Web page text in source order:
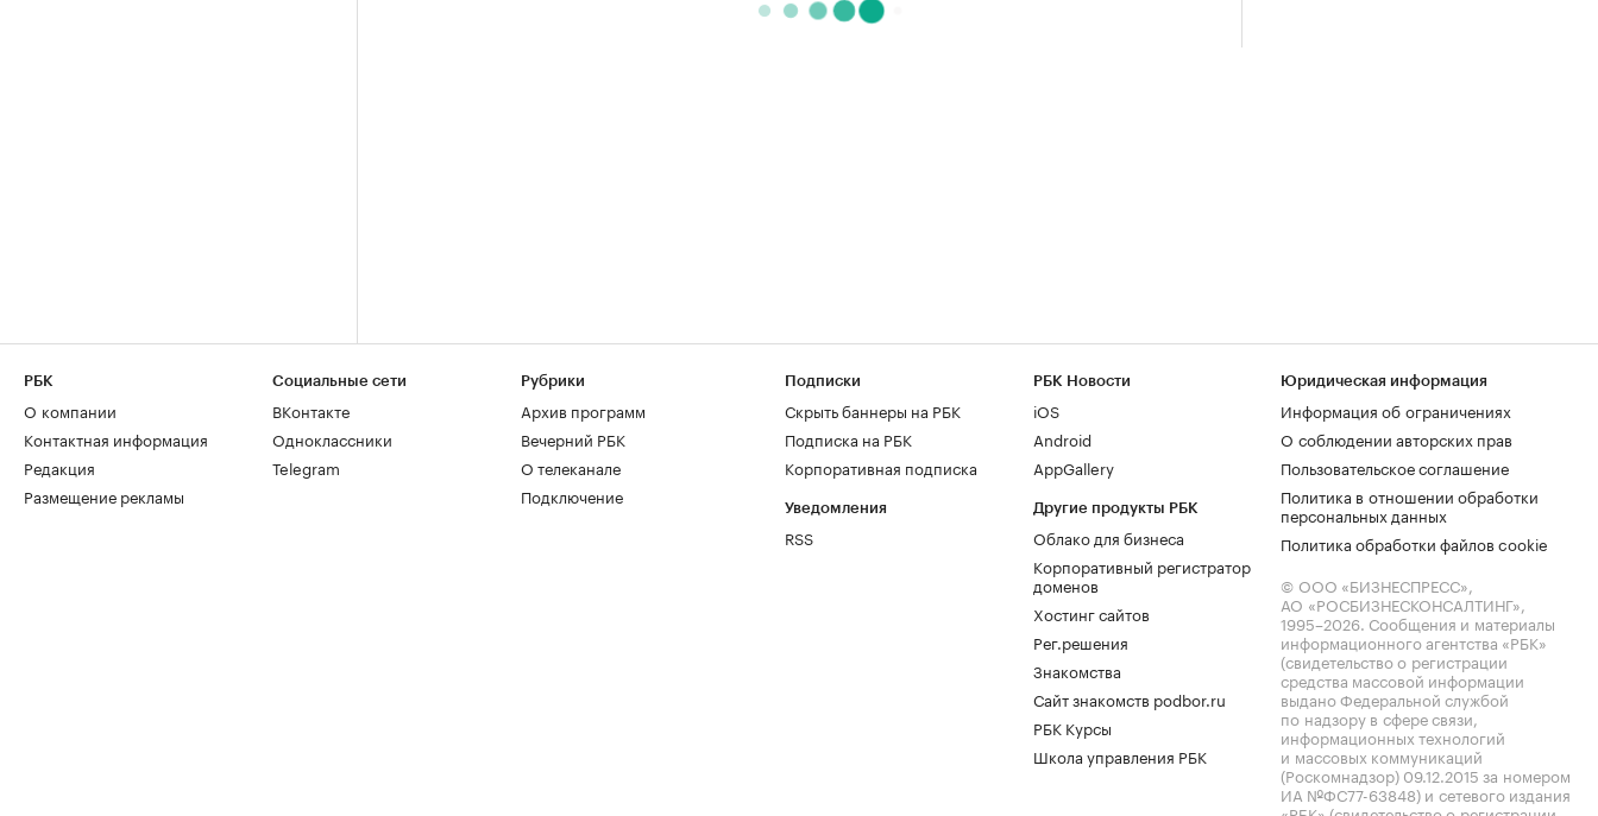
РБК
О компании
Контактная информация
Редакция
Размещение рекламы
Социальные сети
ВКонтакте
Одноклассники
Telegram
Рубрики
Архив программ
Вечерний РБК
О телеканале
Подключение
Подписки
Скрыть баннеры на РБК
Подписка на РБК
Корпоративная подписка
Уведомления
RSS
РБК Новости
iOS
Android
AppGallery
Другие продукты РБК
Облако для бизнеса
Корпоративный регистратор
доменов
Хостинг сайтов
Рег.решения
Знакомства
Сайт знакомств podbor.ru
РБК Курсы
Школа управления РБК
Юридическая информация
Информация об ограничениях
О соблюдении авторских прав
Пользовательское соглашение
Политика в отношении обработки
персональных данных
Политика обработки файлов cookie
© ООО «БИЗНЕСПРЕСС»,
АО «РОСБИЗНЕСКОНСАЛТИНГ»,
1995–2026. Сообщения и материалы
информационного агентства «РБК»
(свидетельство о регистрации
средства массовой информации
выдано Федеральной службой
по надзору в сфере связи,
информационных технологий
и массовых коммуникаций
(Роскомнадзор) 09.12.2015 за номером
ИА №ФС77-63848) и сетевого издания